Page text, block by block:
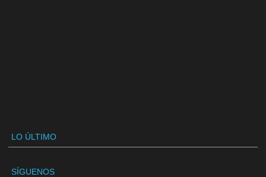
LO ÚLTIMO
SÍGUENOS